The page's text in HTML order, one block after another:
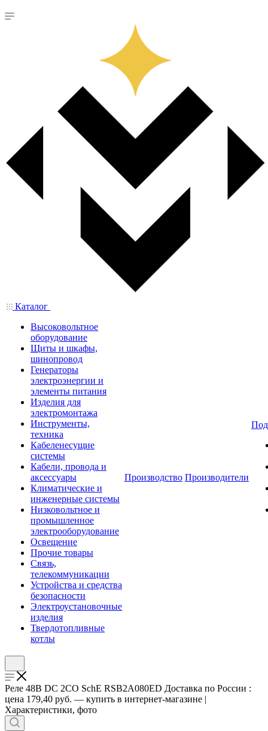
Каталог
Высоковольтное
оборудование
Щиты и шкафы,
шинопровод
Генераторы
электроэнергии и
элементы питания
Изделия для
электромонтажа
Инструменты,
техника
Кабеленесущие
системы
Кабели, провода и
аксессуары
Климатические и
инженерные системы
Низковольтное и
промышленное
электрооборудование
Освещение
Прочие товары
Связь,
телекоммуникации
Устройства и средства
безопасности
Электроустановочные
изделия
Твердотопливные
котлы
Производство Производители
Реле 48В DC 2CO SchE RSB2A080ED Доставка по России :
цена 179,40 руб. — купить в интернет-магазине |
Характеристики, фото